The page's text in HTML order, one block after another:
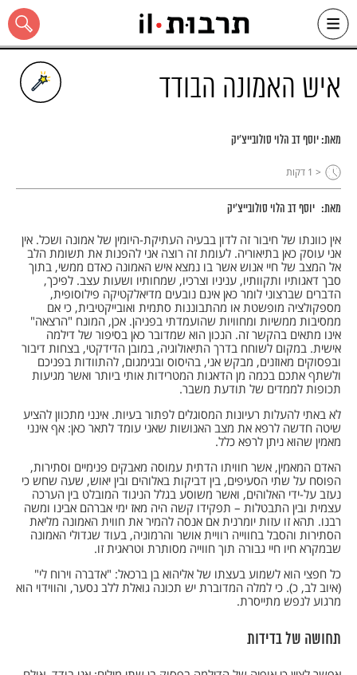
Skip
content
כל האתר
איש האמונה הבודד
מאת:יוסף דב הלוי סולובייצ'יק
< 1 דקות
מאת: יוסף דב הלוי סולובייצ'יק
אין כוונתו של חיבור זה לדון בבעיה העתיקת-היומין של אמונה ושכל. אין
אני עוסק כאן בתיאוריה. לעומת זה רוצה אני להפנות את תשומת הלב
אל המצב של חיי אנוש אשר בו נמצא איש האמונה כאדם ממשי, בתוך
סבך דאגותיו ותקוותיו, עניניו וצרכיו, שמחותיו ושעות עצב. לפיכך,
הדברים שברצוני לומר כאן אינם נובעים מדיאלקטיקה פילוסופית,
מספקולציה מופשטת או מהתבוננות סתמית ואובייקטיבית, כי אם
ממסיבות ממשיות ומחוויות שהועמדתי בפניהן. אכן, המונח "הרצאה"
אינו מתאים בהקשר זה. הנכון הוא שמדובר כאן בסיפור של דילמה
אישית. במקום לשוחח בדרך התיאולוגיה, במובן הדידקטי, בצחות דיבור
ובפסוקים מאוזנים, מבקש אני, בהיסוס ובגימגום, להתוודות בפניכם
ולשתף אתכם בכמה מן הדאגות המטרידות אותי ביותר ואשר מגיעות
תכופות לממדים של תודעת משבר.
לא באתי להעלות רעיונות המסוגלים לפתור בעיות. אינני מתכוון להציע
שיטה חדשה לרפא את מצב האנושות שאני עומד לתאר כאן: אף אינני
מאמין שהוא ניתן לרפא כלל.
האדם המאמין, אשר חוויתו הדתית עמוסה מאבקים פנימיים וסתירות,
הפוסח על שתי הסעיפים, בין דביקות באלוהים ובין יאוש, שעה שחש כי
נעזב על-ידי האלוהים, ואשר משוסע בגלל הניגוד המובלט בין הערכה
עצמית ובין התבטלות – תפקידו קשה היה מאז ימי אברהם אבינו ומשה
רבנו. תהא זו עזות יומרנית אם אנסה להמיר את חווית האמונה מליאת
הסתירות והסבל בחווייה רוויית אושר והרמוניה, בעוד שגדולי האמונה
שבמקרא חיו חיי גבורה תוך חווייה מסותרת וטראגית זו.
כל חפצי הוא לשמוע בעצתו של אליהוא בן ברכאל: "אדברה וירוח לי"
(איוב לב, כ). כי למלה המדוברת יש תכונה גואלת ללב נסער, והווידוי הוא
מרגוע לנפש מתייסרת.
תחושה של בדידות